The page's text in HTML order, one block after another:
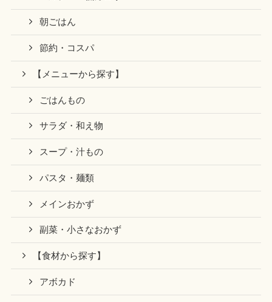
朝ごはん
節約・コスパ
【メニューから探す】
ごはんもの
サラダ・和え物
スープ・汁もの
パスタ・麺類
メインおかず
副菜・小さなおかず
【食材から探す】
アボカド